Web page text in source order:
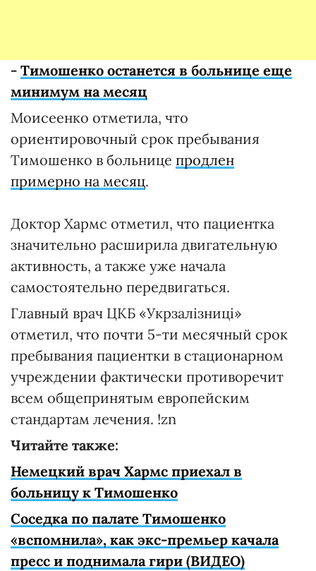
- Тимошенко останется в больнице еще
минимум на месяц
Моисеенко отметила, что
ориентировочный срок пребывания
Тимошенко в больнице продлен
примерно на месяц.
Доктор Хармc отметил, что пациентка
значительно расширила двигательную
активность, а также уже начала
самостоятельно передвигаться.
Главный врач ЦКБ «Укрзалізниці»
отметил, что почти 5-ти месячный срок
пребывания пациентки в стационарном
учреждении фактически противоречит
всем общепринятым европейским
стандартам лечения. !zn
Читайте также:
Немецкий врач Хармс приехал в
больницу к Тимошенко
Соседка по палате Тимошенко
«вспомнила», как экс-премьер качала
пресс и поднимала гири (ВИДЕО)